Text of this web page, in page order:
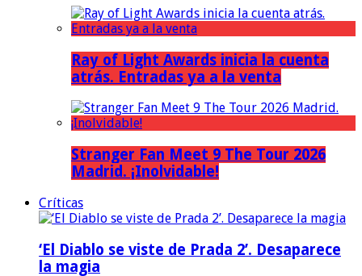
Ray of Light Awards inicia la cuenta
atrás. Entradas ya a la venta
Stranger Fan Meet 9 The Tour 2026
Madrid. ¡Inolvidable!
Críticas
‘El Diablo se viste de Prada 2’. Desaparece
la magia